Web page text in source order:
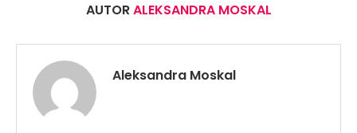
AUTORALEKSANDRA MOSKAL
Aleksandra Moskal
Współpracujemy